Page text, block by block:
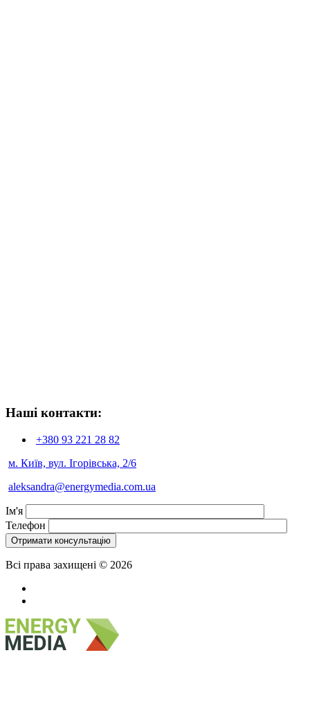
Наші контакти:
+380 93 221 28 82
м. Київ, вул. Ігорівська, 2/6
aleksandra@energymedia.com.ua
Ім'я
Телефон
Всі права захищені © 2026